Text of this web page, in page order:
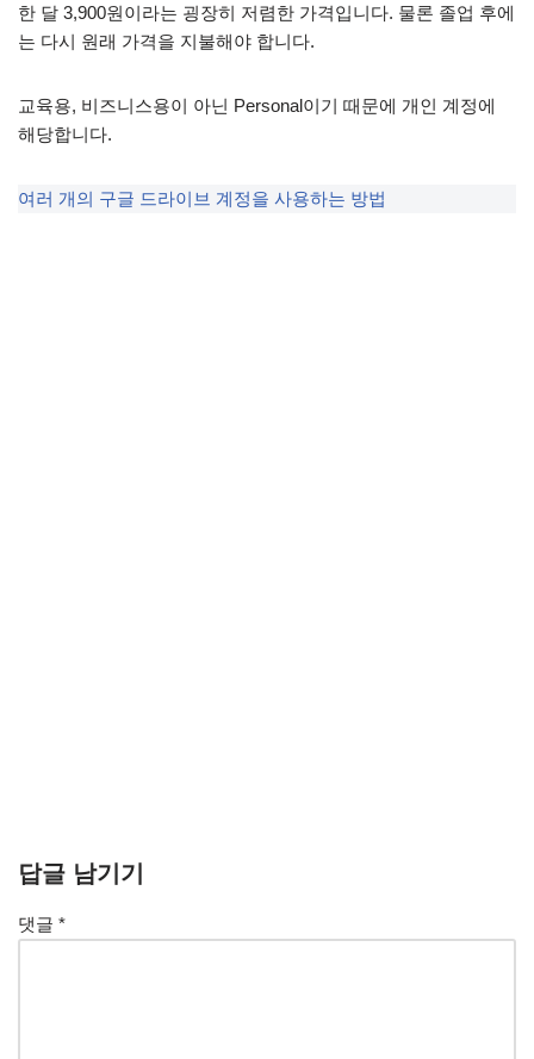
한 달 3,900원이라는 굉장히 저렴한 가격입니다. 물론 졸업 후에
는 다시 원래 가격을 지불해야 합니다.
교육용, 비즈니스용이 아닌 Personal이기 때문에 개인 계정에
해당합니다.
여러 개의 구글 드라이브 계정을 사용하는 방법
답글 남기기
댓글 *